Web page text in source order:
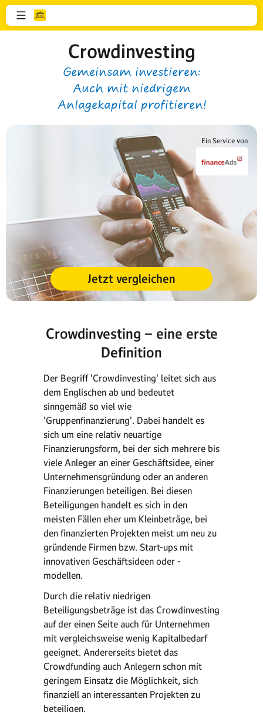
Crowdinvesting
Gemeinsam investieren:
Auch mit niedrigem
Anlagekapital profitieren!
Ein Service von
Jetzt vergleichen
Crowdinvesting – eine erste
Definition
Der Begriff 'Crowdinvesting' leitet sich aus
dem Englischen ab und bedeutet
sinngemäß so viel wie
'Gruppenfinanzierung'. Dabei handelt es
sich um eine relativ neuartige
Finanzierungsform, bei der sich mehrere bis
viele Anleger an einer Geschäftsidee, einer
Unternehmensgründung oder an anderen
Finanzierungen beteiligen. Bei diesen
Beteiligungen handelt es sich in den
meisten Fällen eher um Kleinbeträge, bei
den finanzierten Projekten meist um neu zu
gründende Firmen bzw. Start-ups mit
innovativen Geschäftsideen oder -
modellen.
Durch die relativ niedrigen
Beteiligungsbeträge ist das Crowdinvesting
auf der einen Seite auch für Unternehmen
mit vergleichsweise wenig Kapitalbedarf
geeignet. Andererseits bietet das
Crowdfunding auch Anlegern schon mit
geringem Einsatz die Möglichkeit, sich
finanziell an interessanten Projekten zu
beteiligen.